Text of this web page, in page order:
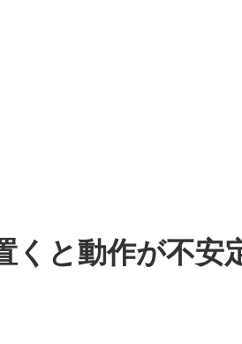
くと動作が不安